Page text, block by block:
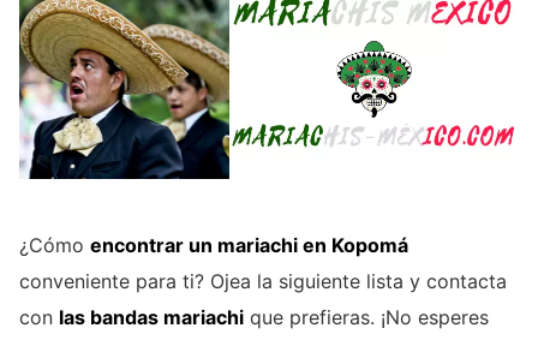
¿Cómo encontrar un mariachi en Kopomá
conveniente para ti? Ojea la siguiente lista y contacta
con las bandas mariachi que prefieras. ¡No esperes